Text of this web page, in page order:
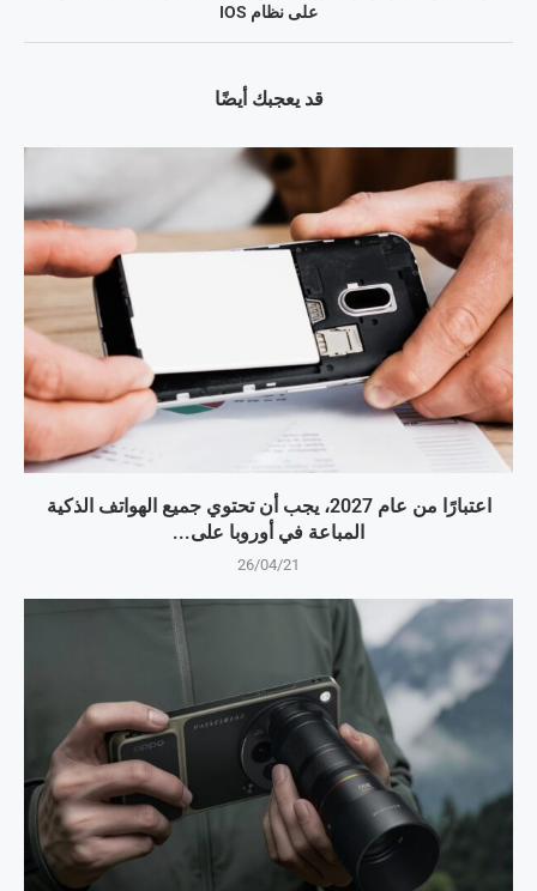
على نظام IOS
قد يعجبك أيضًا
اعتبارًا من عام 2027، يجب أن تحتوي جميع الهواتف الذكية
المباعة في أوروبا على...
26/04/21